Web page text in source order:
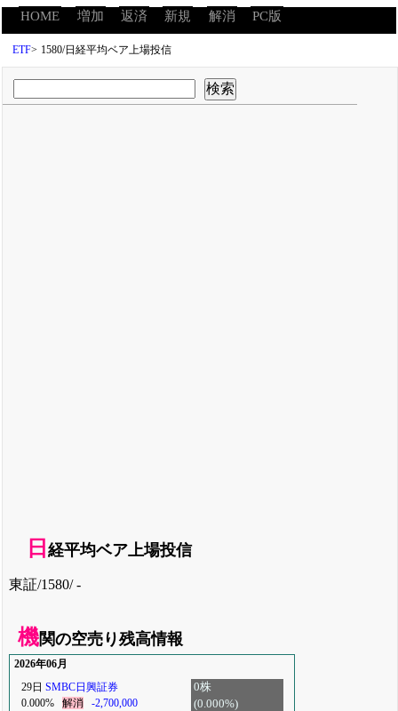
HOME 増加 返済 新規 解消 PC版
ETF> 1580/日経平均ベア上場投信
日経平均ベア上場投信
東証/1580/ -
機関の空売り残高情報
2026年06月
29日 SMBC日興証券
0.000%
解消 -2,700,000
0株
(0.000%)